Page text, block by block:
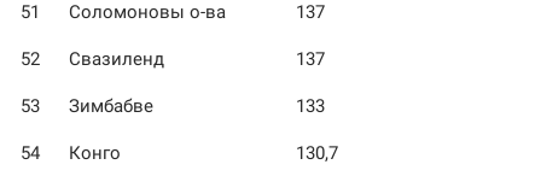
51 Соломоновы о-ва 137
52 Свазиленд 137
53 Зимбабве 133
54 Конго 130,7